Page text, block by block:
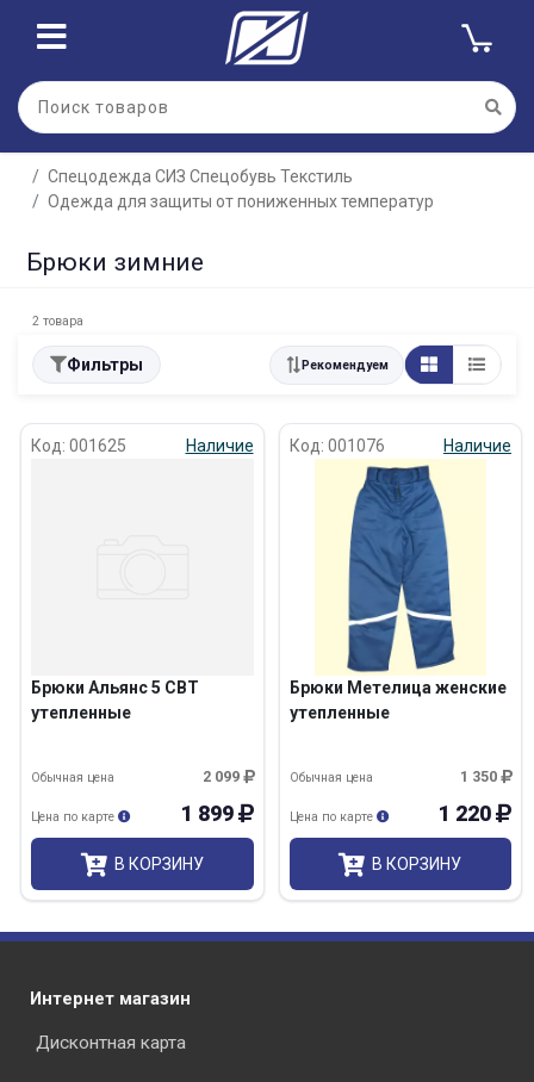
Спецодежда СИЗ Спецобувь Текстиль
Одежда для защиты от пониженных температур
Брюки зимние
2 товара
Фильтры Рекомендуем
Код: 001625 Наличие
Брюки Альянс 5 СВТ
утепленные
2 099
Обычная цена
1 899
Цена по карте
В КОРЗИНУ
Код: 001076 Наличие
Брюки Метелица женские
утепленные
1 350
Обычная цена
1 220
Цена по карте
В КОРЗИНУ
Интернет магазин
Дисконтная карта